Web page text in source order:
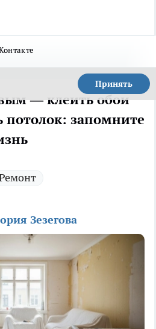
Принять
— клеить обои
потолок: запомните
Зезегова